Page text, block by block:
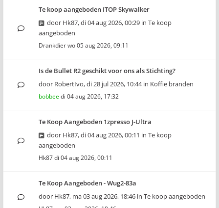
Te koop aangeboden ITOP Skywalker
door Hk87,di 04 aug 2026, 00:29 in Te koop
aangeboden
Drankdierwo 05 aug 2026, 09:11
Is de Bullet R2 geschikt voor ons als Stichting?
door RobertIvo,di 28 jul 2026, 10:44in Koffie branden
bobbeedi 04 aug 2026, 17:32
Te Koop Aangeboden 1zpresso J-Ultra
door Hk87,di 04 aug 2026, 00:11 in Te koop
aangeboden
Hk87di 04 aug 2026, 00:11
Te Koop Aangeboden - Wug2-83a
door Hk87, ma 03 aug 2026, 18:46 in Te koop aangeboden